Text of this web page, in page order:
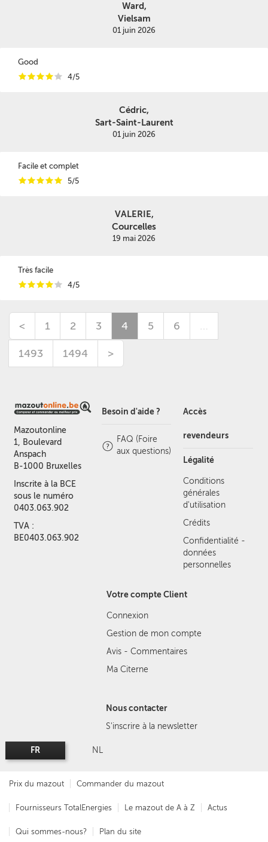
Ward,
Vielsam
01 juin 2026
Good
iiiii 4/5
Cédric,
Sart-Saint-Laurent
01 juin 2026
Facile et complet
iiiii 5/5
VALERIE,
Courcelles
19 mai 2026
Très facile
iiiii 4/5
< 1 2 3 4 5 6 …
1493 1494 >
Mazoutonline
1, Boulevard
Anspach
B-1000 Bruxelles
Inscrite à la BCE
sous le numéro
0403.063.902
TVA :
BE0403.063.902
Besoin d'aide ?
FAQ (Foire
aux questions)
Accès
revendeurs
Légalité
Conditions
générales
d'utilisation
Crédits
Confidentialité -
données
personnelles
Votre compte Client
Connexion
Gestion de mon compte
Avis - Commentaires
Ma Citerne
Nous contacter
S'inscrire à la newsletter
FR NL
Prix du mazout Commander du mazout
Fournisseurs TotalEnergies Le mazout de A à Z Actus
Qui sommes-nous? Plan du site